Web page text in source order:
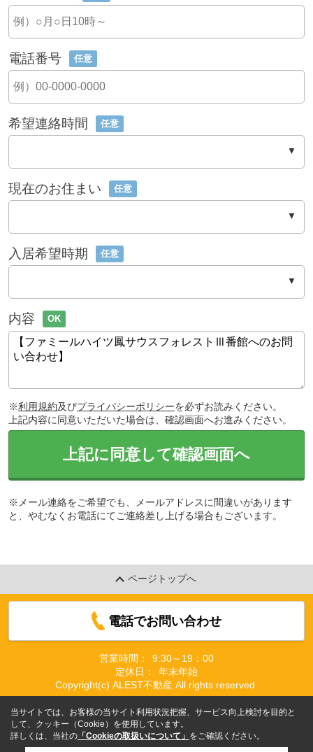
電話番号 任意
希望連絡時間 任意
現在のお住まい 任意
入居希望時期 任意
内容 OK
※利用規約及びプライバシーポリシーを必ずお読みください。
上記内容に同意いただいた場合は、確認画面へお進みください。
上記に同意して確認画面へ
※メール連絡をご希望でも、メールアドレスに間違いがあります
と、やむなくお電話にてご連絡差し上げる場合もございます。
ページトップへ
電話でお問い合わせ
営業時間：
9:30～19：00
定休日：
年末年始
Copyright(c) ALEST不動産 All rights reserved.
当サイトでは、お客様の当サイト利用状況把握、サービス向上検討を目的と
して、クッキー（Cookie）を使用しています。
詳しくは、当社の 「Cookieの取扱いについて」 をご確認ください。